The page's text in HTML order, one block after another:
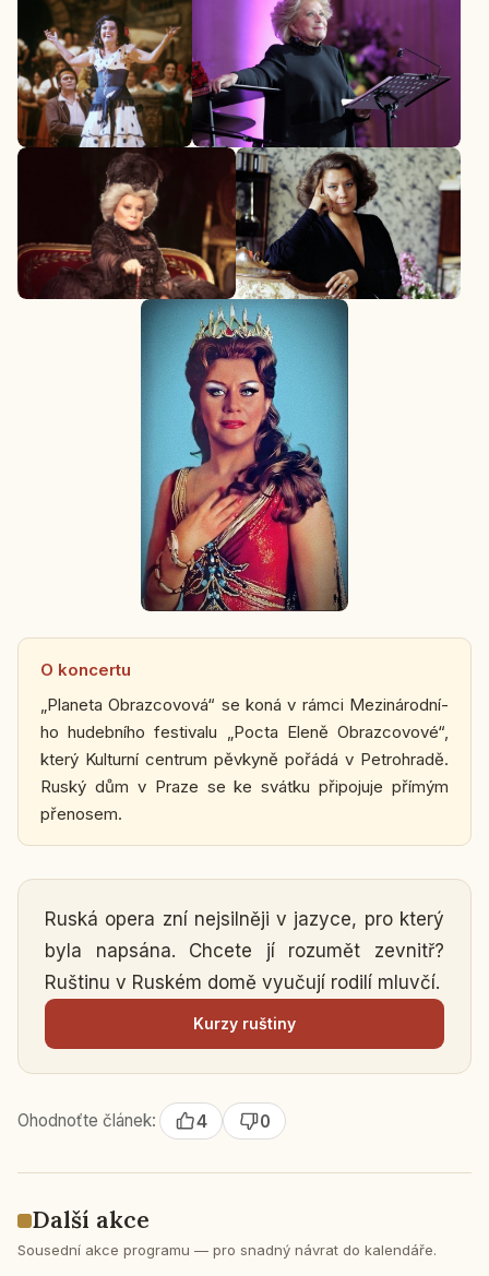
O kon­cer­tu
„Pla­ne­ta Ob­raz­co­vo­vá“ se koná v rámci Me­zi­ná­rod­ní­
ho hu­deb­ní­ho fes­ti­va­lu „Pocta Eleně Ob­raz­co­vo­vé“,
který Kul­tur­ní cen­t­rum pěv­ky­ně pořádá v Pe­t­ro­hra­dě.
Ruský dům v Praze se ke svátku při­po­ju­je přímým
pře­no­sem.
Ruská opera zní nej­sil­ně­ji v jazyce, pro který
byla na­psá­na. Chcete jí ro­zu­mět ze­vnitř?
Ruš­ti­nu v Ruském domě vy­u­ču­jí rodilí mluvčí.
Kurzy ruš­ti­ny
Ohodnoťte článek: 4 0
Další akce
Sousední akce programu — pro snadný návrat do kalendáře.